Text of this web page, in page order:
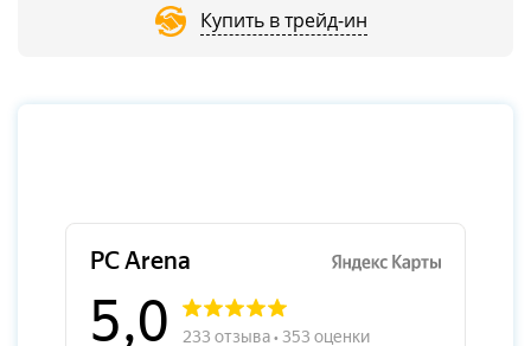
Купить в трейд-ин